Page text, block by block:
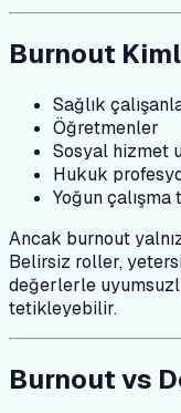
Burnout
Sağlık
Öğretmenler
Sosyal hizmet
Hukuk
Yoğun
Ancak burnout
Belirsiz roller,
değerlerle
tetikleyebilir.
Burnout vs